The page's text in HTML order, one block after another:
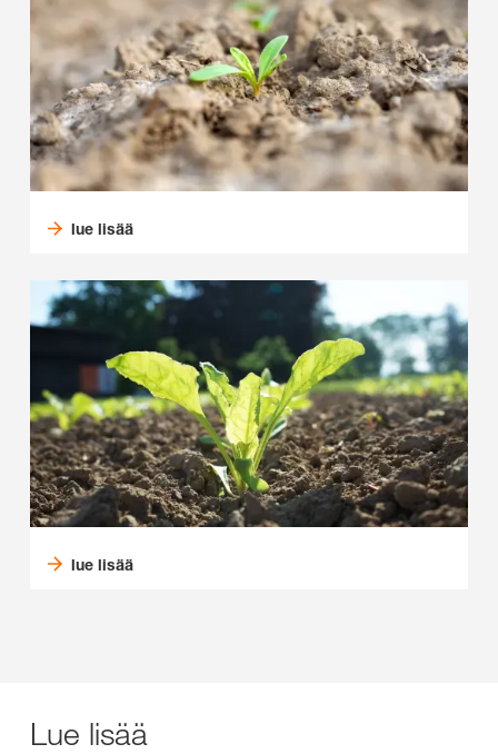
lue lisää
lue lisää
Lue lisää